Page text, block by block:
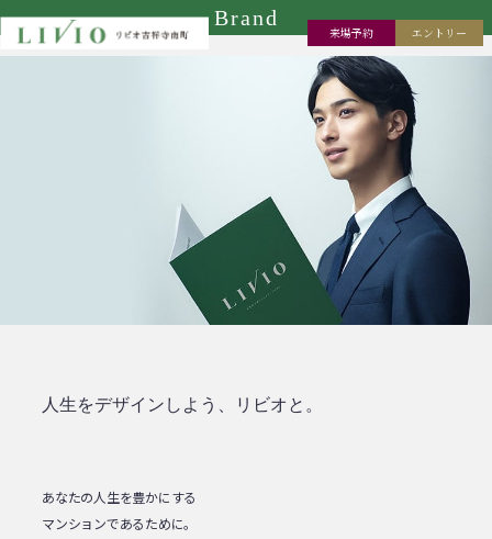
来場予約 エントリー
Brand
人生をデザインしよう、リビオと。
あなたの人生を豊かにする
マンションであるために。